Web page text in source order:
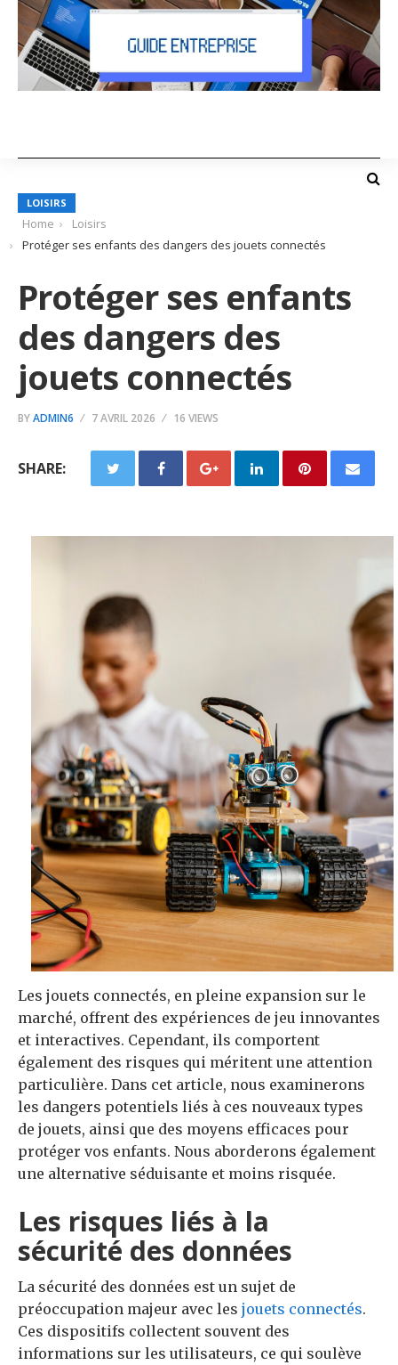
LOISIRS
Home
Loisirs
Protéger ses enfants des dangers des jouets connectés
Protéger ses enfants
des dangers des
jouets connectés
BYADMIN6 7 AVRIL 2026 16 VIEWS
SHARE:
Les jouets connectés, en pleine expansion sur le
marché, offrent des expériences de jeu innovantes
et interactives. Cependant, ils comportent
également des risques qui méritent une attention
particulière. Dans cet article, nous examinerons
les dangers potentiels liés à ces nouveaux types
de jouets, ainsi que des moyens efficaces pour
protéger vos enfants. Nous aborderons également
une alternative séduisante et moins risquée.
Les risques liés à la
sécurité des données
La sécurité des données est un sujet de
préoccupation majeur avec les jouets connectés.
Ces dispositifs collectent souvent des
informations sur les utilisateurs, ce qui soulève